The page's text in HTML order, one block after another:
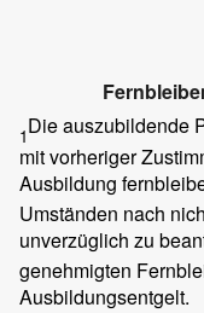
1Die auszubildende
mit vorheriger
Ausbildung
Umständen nach
unverzüglich zu
genehmigten
Ausbildungsentgelt.